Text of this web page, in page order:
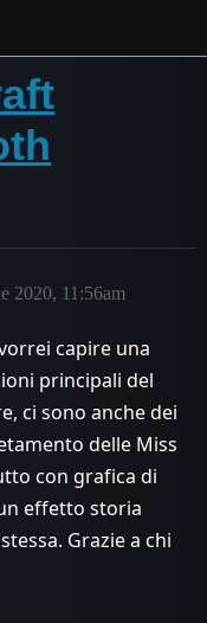
2020, 11:56am
capire una
principali del
ci sono anche dei
delle Miss
con grafica di
effetto storia
Grazie a chi